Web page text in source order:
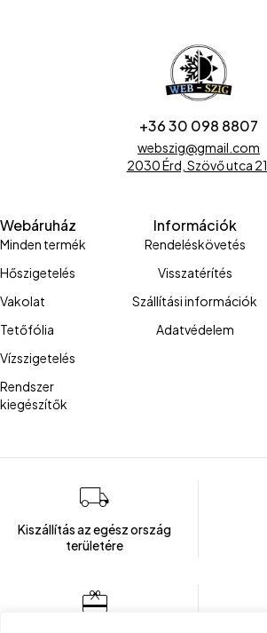
+36 30 098 8807
webszig@gmail.com
2030 Érd, Szövő utca 21.
Webáruház
Minden termék
Hőszigetelés
Vakolat
Tetőfólia
Vízszigetelés
Rendszer
kiegészítők
Információk
Rendeléskövetés
Visszatérítés
Szállítási információk
Adatvédelem
Kiszállítás az egész ország
területére